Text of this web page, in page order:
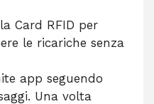
Card RFID per
le ricariche senza
app seguendo
Una volta